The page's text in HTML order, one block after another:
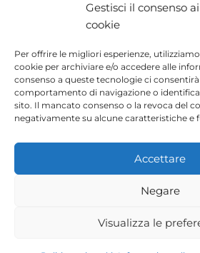
Gestisci il consenso ai
cookie
Per offrire le migliori esperienze,
cookie per archiviare e/o accedere alle
consenso a queste tecnologie ci
comportamento di navigazione o
sito. Il mancato consenso o la revoca del
negativamente su alcune caratteristiche e
Accettare
Negare
Visualizza le
beneficiaria del Fondo europeo di sviluppo
migliorare l’utilizzo e la qualità delle
della comunicazione e la loro accessibilità,
implementare le seguenti misure:
pagina web. Tale misura è stata attuata nel
scopo, la società è stata supportata dal
Termini e condizioni